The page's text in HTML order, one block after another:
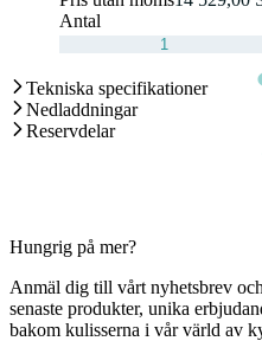
Antal
Tekniska specifikationer
Nedladdningar
Reservdelar
Hungrig på mer?
Anmäl dig till vårt nyhetsbrev
senaste produkter, unika
bakom kulisserna i vår värld av